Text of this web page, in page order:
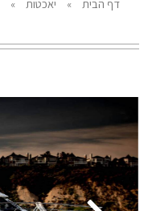
דף הבית » יאכטות »